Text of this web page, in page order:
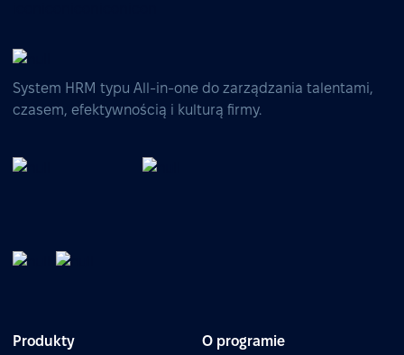
System HRM typu All-in-one do zarządzania talentami,
czasem, efektywnością i kulturą firmy.
Produkty O programie